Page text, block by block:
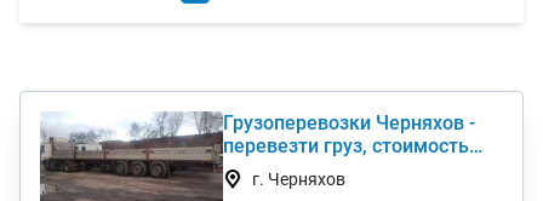
Грузоперевозки Черняхов -
перевезти груз, стоимость
услуги недорого
г. Черняхов